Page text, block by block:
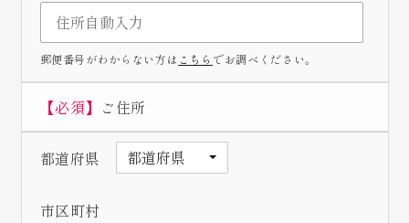
郵便番号がわからない方は こちら でお調べください。
【必須】 ご住所
都道府県
市区町村